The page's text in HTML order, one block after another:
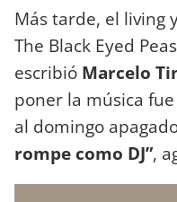
Más tarde, el living
The Black Eyed
escribió Marcelo
poner la música
al domingo
rompe como DJ”,